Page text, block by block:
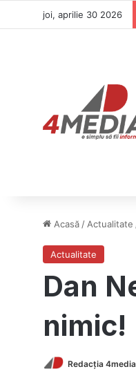
joi, aprilie 30 2026
Acasă / Actualitate
Actualitate
Dan
nimic!
Redacția